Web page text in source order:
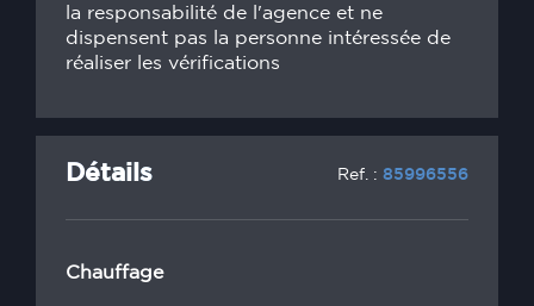
la responsabilité de l'agence et ne
dispensent pas la personne intéressée de
réaliser les vérifications
Détails Ref. : 85996556
Chauffage